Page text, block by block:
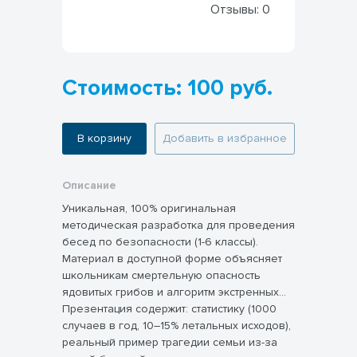
Отзывы: 0
Стоимость: 100 руб.
В корзину Добавить в избранное
Описание
Уникальная, 100% оригинальная
методическая разработка для проведения
бесед по безопасности (1-6 классы).
Материал в доступной форме объясняет
школьникам смертельную опасность
ядовитых грибов и алгоритм экстренных
действий при интоксикации.
Презентация содержит: статистику (1000
случаев в год, 10–15% летальных исходов),
реальный пример трагедии семьи из-за